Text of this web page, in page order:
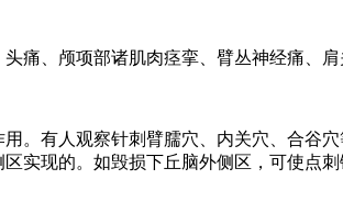
痛、颅项部诸肌肉痉挛、臂丛神经痛、
。有人观察针刺臂臑穴、内关穴、合谷
实现的。如毁损下丘脑外侧区，可使点